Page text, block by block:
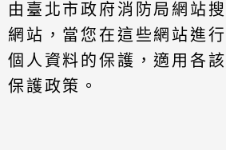
由臺北市政府消防局網站
網站，當您在這些網站進
個人資料的保護，適用各
保護政策。